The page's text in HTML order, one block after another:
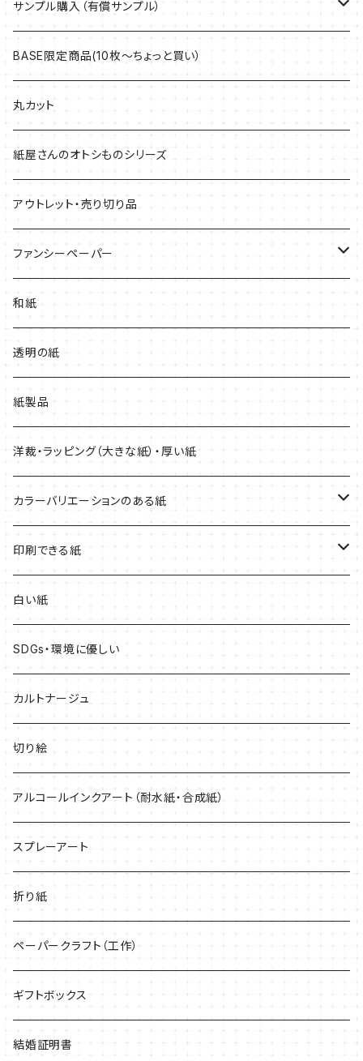
サンプル購入（有償サンプル）
ケント紙・ぬり絵専用紙
アラベール
マルチプリンター用紙・インクジェット専用紙
上質紙・ヴァンヌーボ
耐水紙・キャストコート紙・ゼッケン
和紙・その他
厚紙
BASE限定商品(10枚～ちょっと買い）
丸カット
紙屋さんのオトシものシリーズ
アウトレット・売り切り品
ファンシーペーパー
タント
マーメイド
和紙
透明の紙
紙製品
洋裁・ラッピング（大きな紙）・厚い紙
カラーバリエーションのある紙
赤系
青系
黄色系
緑系
紫系
黒・グレー系
キラキラ
印刷できる紙
レーザープリンター専用
インクジェットプリンター専用
どんなプリンターでも印刷できる
白い紙
SDGs・環境に優しい
カルトナージュ
切り絵
アルコールインクアート（耐水紙・合成紙）
スプレーアート
折り紙
ペーパークラフト（工作）
ギフトボックス
結婚証明書